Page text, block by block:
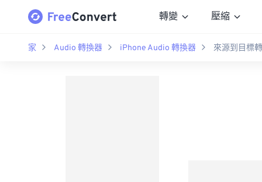
轉變 壓縮
家 Audio 轉換器 iPhone Audio 轉換器 來源到目標